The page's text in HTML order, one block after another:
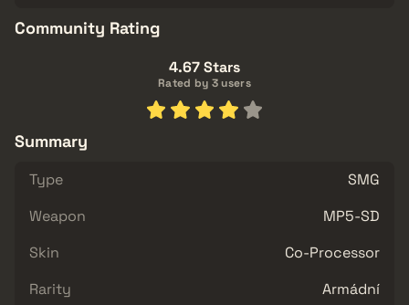
Community Rating
4.67 Stars
Rated by 3 users
Summary
Type
SMG
Weapon
MP5-SD
Skin
Co-Processor
Rarity
Armádní